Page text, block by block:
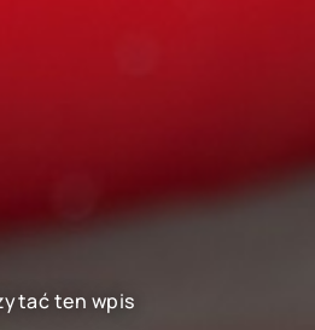
ten wpis